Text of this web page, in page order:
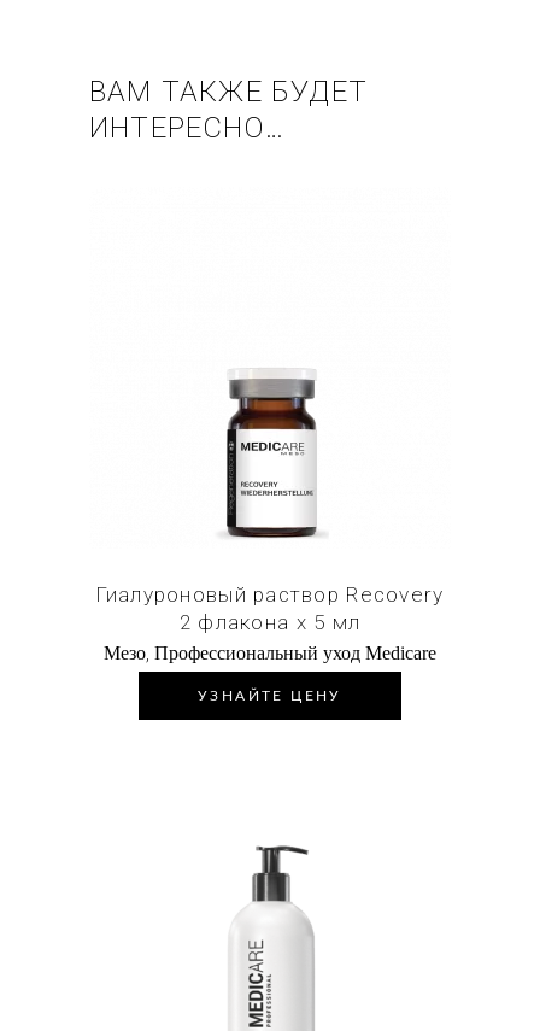
ВАМ ТАКЖЕ БУДЕТ
ИНТЕРЕСНО…
Купить в 1 клик
Гиалуроновый раствор Recovery
2 флакона х 5 мл
Мезо, Профессиональный уход Medicare
УЗНАЙТЕ ЦЕНУ
Купить в 1 клик